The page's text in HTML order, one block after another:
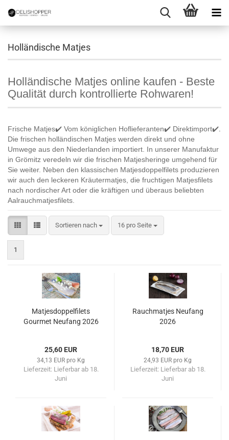
Holländische Matjes
Holländische Matjes online kaufen - Beste
Qualität durch kontrollierte Rohwaren!
Frische Matjes✔️ Vom königlichen Hoflieferanten✔️ Direktimport✔️.
Die frischen holländischen Matjes werden direkt und ohne
Umwege aus den Niederlanden importiert. In unserer Manufaktur
in Grömitz veredeln wir die frischen Matjesheringe umgehend für
Sie weiter. Neben den klassischen Matjesdoppelfilets produzieren
wir auch den leckeren Kräutermatjes, die fruchtigen Matjesfilets
nach nordischer Art oder die kräftigen und überaus beliebten
Aalrauchmatjesfilets.
Sortieren nach
Sortieren nach 16 pro Seite
pro Seite
1
Matjesdoppelfilets
Gourmet Neufang 2026
25,60 EUR
34,13 EUR pro Kg
Lieferzeit: Lieferbar ab 18.
Juni
Rauchmatjes Neufang
2026
18,70 EUR
24,93 EUR pro Kg
Lieferzeit: Lieferbar ab 18.
Juni